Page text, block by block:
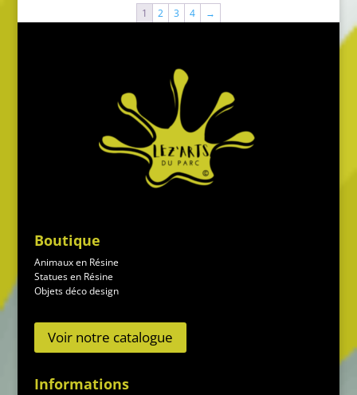
1 2 3 4 →
Boutique
Animaux en Résine
Statues en Résine
Objets déco design
Voir notre catalogue
Informations